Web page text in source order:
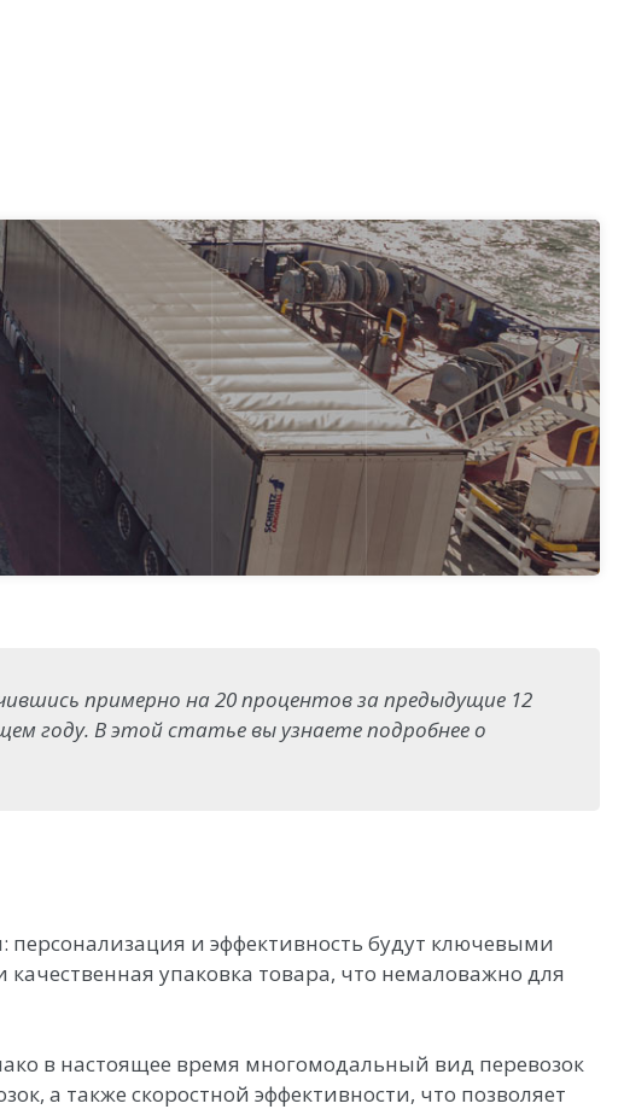
примерно на 20 процентов за предыдущие 12
году. В этой статье вы узнаете подробнее о
и эффективность будут ключевыми
упаковка товара, что немаловажно для
в настоящее время многомодальный вид перевозок
а также скоростной эффективности, что позволяет